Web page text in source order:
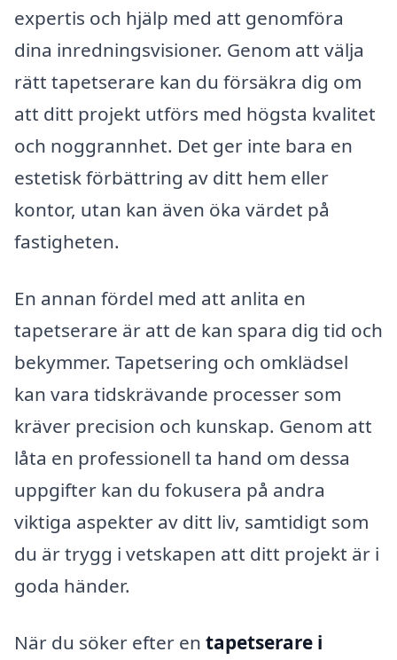
expertis och hjälp med att genomföra
dina inredningsvisioner. Genom att välja
rätt tapetserare kan du försäkra dig om
att ditt projekt utförs med högsta kvalitet
och noggrannhet. Det ger inte bara en
estetisk förbättring av ditt hem eller
kontor, utan kan även öka värdet på
fastigheten.
En annan fördel med att anlita en
tapetserare är att de kan spara dig tid och
bekymmer. Tapetsering och omklädsel
kan vara tidskrävande processer som
kräver precision och kunskap. Genom att
låta en professionell ta hand om dessa
uppgifter kan du fokusera på andra
viktiga aspekter av ditt liv, samtidigt som
du är trygg i vetskapen att ditt projekt är i
goda händer.
När du söker efter en tapetserare i